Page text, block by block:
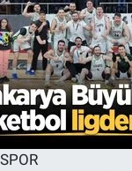
SPOR